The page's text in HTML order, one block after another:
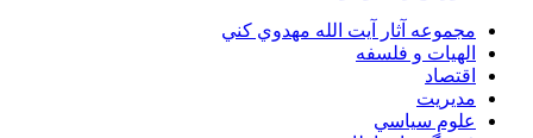
مجموعه آثار آيت الله مهدوي كني
الهیات و فلسفه
اقتصاد
مديريت
علوم سياسي